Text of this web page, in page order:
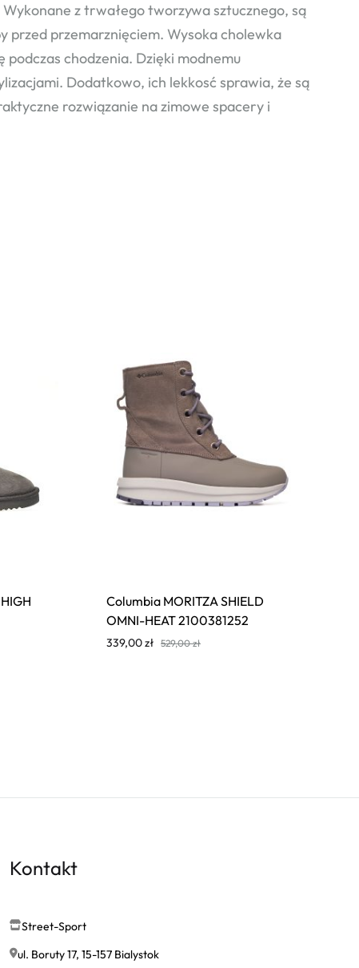
z trwałego tworzywa sztucznego, są
przed przemarznięciem. Wysoka cholewka
chodzenia. Dzięki modnemu
Dodatkowo, ich lekkosć sprawia, że są
rozwiązanie na zimowe spacery i
Columbia MORITZA SHIELD
OMNI-HEAT 2100381252
339,00zł 529,00zł
Kontakt
Street-Sport
ul. Boruty 17, 15-157 Bialystok